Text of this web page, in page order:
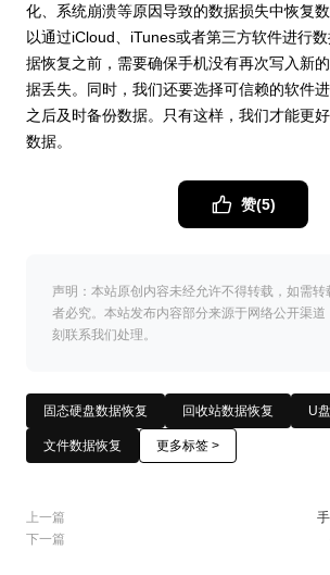
化、系统崩溃等原因导致的数据损失中恢复
以通过iCloud、iTunes或者第三方软件进行
据恢复之前，需要确保手机没有再次写入新
据丢失。同时，我们还要选择可信赖的软件
之后及时备份数据。只有这样，我们才能更
数据。
赞(5)
声明：本站原创内容未经允许不得转载，如需转
者必究。本站发布内容部分来源于网络公开渠道
刻联系我们处理。
固态硬盘数据恢复 回收站数据恢复 U
文件数据恢复 更多标签 >
上一篇
下一篇